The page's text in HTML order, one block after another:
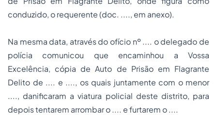
conduzido, o requerente (doc. ...., em anexo).
Na mesma data, através do ofício nº .... o delegado de
polícia comunicou que encaminhou a Vossa
Excelência, cópia de Auto de Prisão em Flagrante
Delito de .... e ...., os quais juntamente com o menor
...., danificaram a viatura policial deste distrito, para
depois tentarem arrombar o .... e furtarem o ....